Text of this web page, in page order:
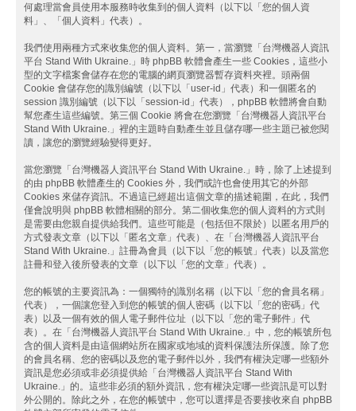
何處理當會員使用本服務時收集到的個人資料（以下以「您的個人資
料」、「個人資料」代表）。
我們使用兩種方式來收集您的個人資料。第一，當瀏覽「台灣機器人資訊
平台 Stand With Ukraine.」時 phpBB 軟體會產生一些 Cookies，這些小
型的文字檔案會儲存在您的電腦的網頁瀏覽器暫存資料夾裡。頭兩個
Cookie 會儲存您的識別編號（以下以「user-id」代表）和一個匿名的
session 識別編號（以下以「session-id」代表），phpBB 軟體將會自動
幫您產生這些編號。第三個 Cookie 將會在您瀏覽「台灣機器人資訊平台
Stand With Ukraine.」裡的主題時自動產生並且儲存哪一些主題已被您閱
讀，讓您的瀏覽經驗變得更好。
當您瀏覽「台灣機器人資訊平台 Stand With Ukraine.」時，除了上述提到
的由 phpBB 軟體產生的 Cookies 外，我們或許也會使用其它的外部
Cookies 來儲存資訊。不過這已經超出這個文章的描述範圍，在此，我們
僅會說明與 phpBB 軟體相關的部分。第二個收集您的個人資料的方式則
是需要由您親自提供給我們。這些可能是（包括但不限於）以匿名用戶的
方式發表文章（以下以「匿名文章」代表）、在「台灣機器人資訊平台
Stand With Ukraine.」註冊為會員（以下以「您的帳號」代表）以及當您
註冊和登入後所發表的文章（以下以「您的文章」代表）。
您的帳號的主要資訊為：一個獨特的識別名稱（以下以「您的會員名稱」
代表），一個讓您登入到您的帳號的個人密碼（以下以「您的密碼」代
表）以及一個有效的個人電子郵件位址（以下以「您的電子郵件」代
表）。在「台灣機器人資訊平台 Stand With Ukraine.」中，您的帳號所包
含的個人資料是由這個網站所在國家或地域的資料保護法所保護。除了您
的會員名稱、您的密碼以及您的電子郵件以外，我們有權決定哪一些額外
資訊是您必須或非必須提供給「台灣機器人資訊平台 Stand With
Ukraine.」的。這些非必須的額外資訊，您有權決定哪一些資訊是可以對
外公開的。除此之外，在您的帳號中，您可以選擇是否要接收來自 phpBB